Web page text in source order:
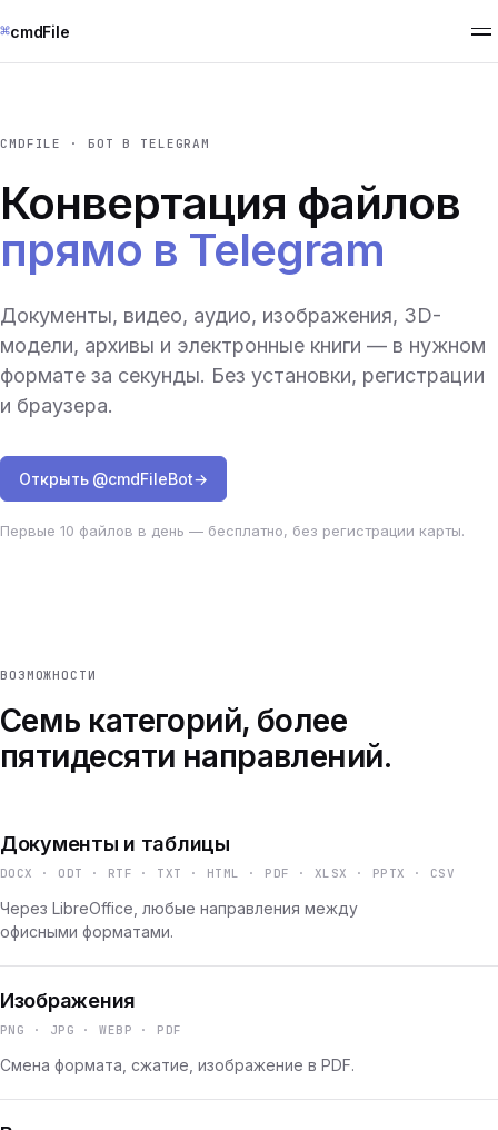
⌘cmdFile
CMDFILE · БОТ В TELEGRAM
Конвертация файлов
прямо в Telegram
Документы, видео, аудио, изображения, 3D-
модели, архивы и электронные книги — в нужном
формате за секунды. Без установки, регистрации
и браузера.
Открыть @cmdFileBot→
Первые 10 файлов в день — бесплатно, без регистрации карты.
ВОЗМОЖНОСТИ
Семь категорий, более
пятидесяти направлений.
Документы и таблицы
DOCX · ODT · RTF · TXT · HTML · PDF · XLSX · PPTX · CSV
Через LibreOffice, любые направления между
офисными форматами.
Изображения
PNG · JPG · WEBP · PDF
Смена формата, сжатие, изображение в PDF.